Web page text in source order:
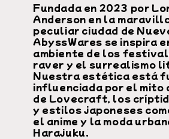
Fundada en 2023 por
Anderson en la
peculiar ciudad de
AbyssWares se inspira
ambiente de los
raver y el surrealismo
Nuestra estética está
influenciada por el mito
de Lovecraft, los
y estilos japoneses
el anime y la moda
Harajuku.